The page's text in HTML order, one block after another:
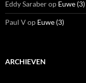
Eddy Saraberop Euwe (3)
Paul Vop Euwe (3)
ARCHIEVEN